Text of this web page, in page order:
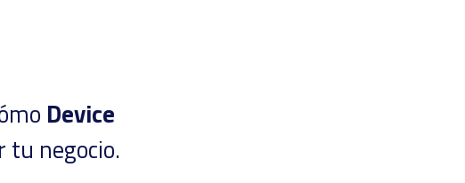
Device
tu negocio.